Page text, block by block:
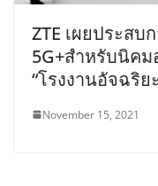
ZTE เผยประส
5G+สำหรับนิค
“โรงงานอัจฉริย
November 15, 2021